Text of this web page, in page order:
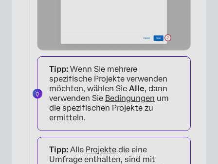
Tipp: Wenn Sie mehrere
spezifische Projekte verwenden
möchten, wählen Sie Alle, dann
verwenden Sie Bedingungen um
die spezifischen Projekte zu
ermitteln.
Tipp: Alle Projekte die eine
Umfrage enthalten, sind mit